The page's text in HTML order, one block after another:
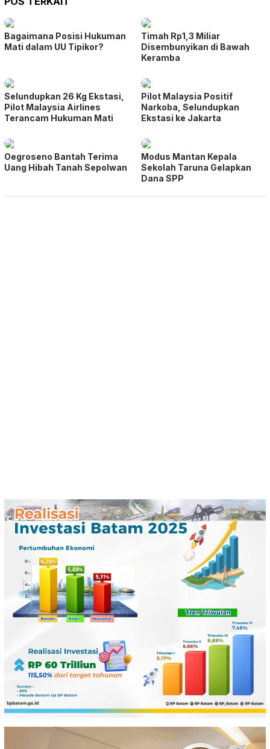
Bagaimana Posisi Hukuman
Mati dalam UU Tipikor?
Timah Rp1,3 Miliar
Disembunyikan di Bawah
Keramba
Selundupkan 26 Kg Ekstasi,
Pilot Malaysia Airlines
Terancam Hukuman Mati
Pilot Malaysia Positif
Narkoba, Selundupkan
Ekstasi ke Jakarta
Oegroseno Bantah Terima
Uang Hibah Tanah Sepolwan
Modus Mantan Kepala
Sekolah Taruna Gelapkan
Dana SPP